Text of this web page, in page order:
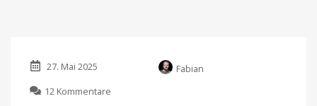
27. Mai 2025
Fabian
12 Kommentare